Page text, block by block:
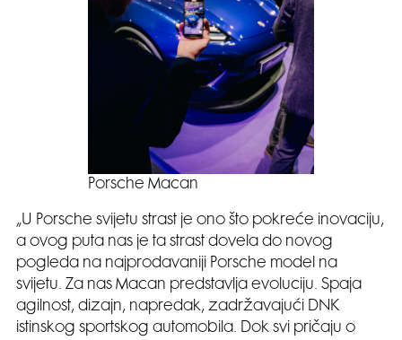
Porsche Macan
„U Porsche svijetu strast je ono što pokreće inovaciju,
a ovog puta nas je ta strast dovela do novog
pogleda na najprodavaniji Porsche model na
svijetu. Za nas Macan predstavlja evoluciju. Spaja
agilnost, dizajn, napredak, zadržavajući DNK
istinskog sportskog automobila. Dok svi pričaju o